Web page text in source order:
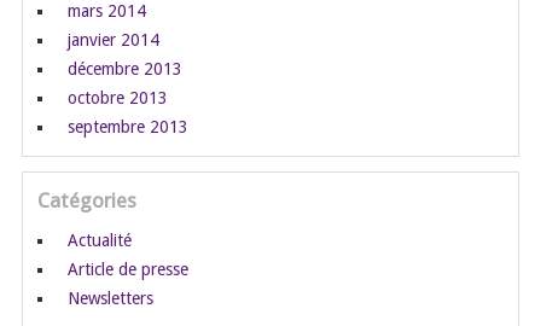
mars 2014
janvier 2014
décembre 2013
octobre 2013
septembre 2013
Catégories
Actualité
Article de presse
Newsletters